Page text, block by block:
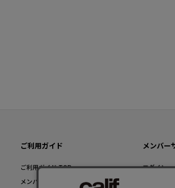
ご利用ガイド
ご利用ガイド TOP
メンバー登録について
メンバー
ログイン